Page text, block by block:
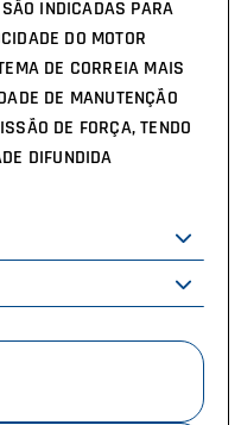
INDICADAS PARA
DO MOTOR
DE CORREIA MAIS
DE MANUTENÇÃO
DE FORÇA, TENDO
DIFUNDIDA